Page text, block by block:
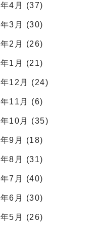
4月 (37)
3月 (30)
2月 (26)
1月 (21)
12月 (24)
11月 (6)
10月 (35)
9月 (18)
8月 (31)
7月 (40)
6月 (30)
5月 (26)